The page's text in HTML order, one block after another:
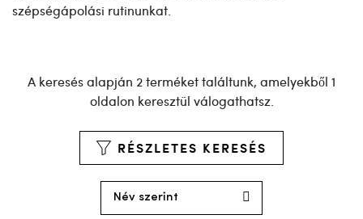
szépségápolási rutinunkat.
A keresés alapján 2 terméket találtunk, amelyekből 1
oldalon keresztül válogathatsz.
RÉSZLETES KERESÉS